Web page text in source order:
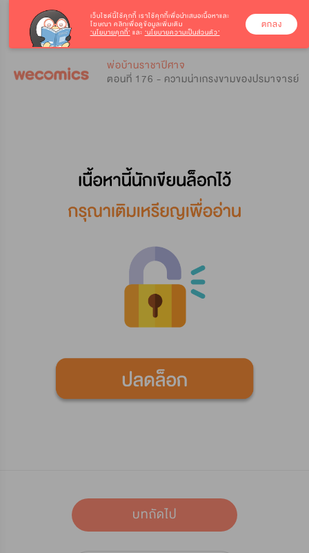
พ่อบ้านราชาปีศาจ
ตอนที่ 176 - ความน่าเกรงขามของปรมาจารย์
บทถัดไป
เว็บไซต์นี้ใช้คุกกี้ เราใช้คุกกี้เพื่อนำเสนอเนื้อหาและ
โฆษณา คลิกเพื่อดูข้อมูลเพิ่มเติม
‘นโยบายคุกกี้’ และ ‘นโยบายความเป็นส่วนตัว’
ตกลง